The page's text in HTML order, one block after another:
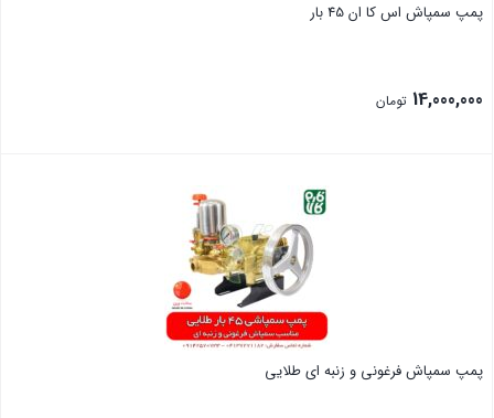
پمپ سمپاش اس کا ان 45 بار
14,000,000 تومان
پمپ سمپاش فرغونی و زنبه ای طلایی